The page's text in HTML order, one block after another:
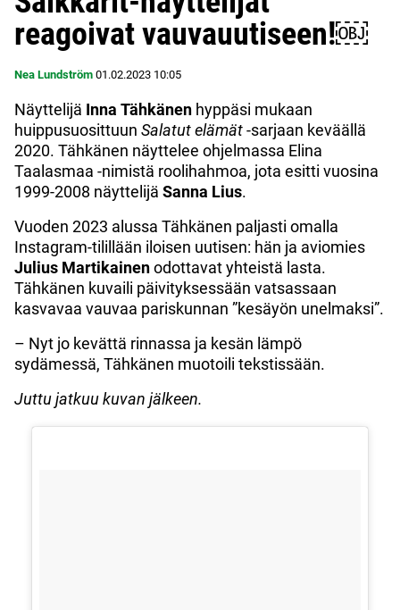
reagoivat vauvauutiseen!￼
Nea Lundström 01.02.2023 10:05
Näyttelijä Inna Tähkänen hyppäsi mukaan
huippusuosittuun Salatutelämät-sarjaan keväällä
2020. Tähkänen näyttelee ohjelmassa Elina
Taalasmaa -nimistä roolihahmoa, jota esitti vuosina
1999-2008 näyttelijä Sanna Lius.
Vuoden 2023 alussa Tähkänen paljasti omalla
Instagram-tilillään iloisen uutisen: hän ja aviomies
Julius Martikainenodottavat yhteistä lasta.
Tähkänen kuvaili päivityksessään vatsassaan
kasvavaa vauvaa pariskunnan ”kesäyön unelmaksi”.
– Nyt jo kevättä rinnassa ja kesän lämpö
sydämessä, Tähkänen muotoili tekstissään.
Juttu jatkuu kuvan jälkeen.